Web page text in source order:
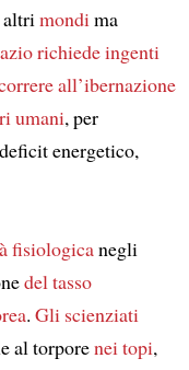
mondi ma
richiedeingenti
all’ibernazione
umani, per
energetico,
fisiologicanegli
del tasso
. Gli scienziati
al torporenei topi,